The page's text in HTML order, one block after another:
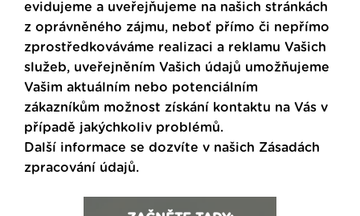
evidujeme a uveřejňujeme na našich stránkách
z oprávněného zájmu, neboť přímo či nepřímo
zprostředkováváme realizaci a reklamu Vašich
služeb, uveřejněním Vašich údajů umožňujeme
Vašim aktuálním nebo potenciálním
zákazníkům možnost získání kontaktu na Vás v
případě jakýchkoliv problémů.
Další informace se dozvíte v našich Zásadách
zpracování údajů.